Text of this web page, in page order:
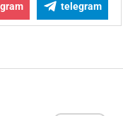
telegram